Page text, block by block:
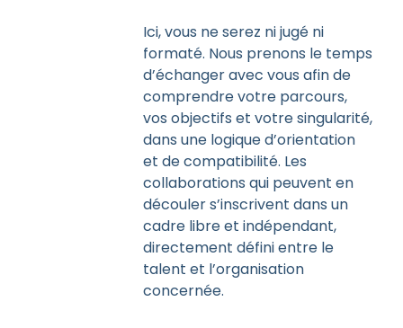
Ici, vous ne serez ni jugé ni
formaté. Nous prenons le temps
d’échanger avec vous afin de
comprendre votre parcours,
vos objectifs et votre singularité,
dans une logique d’orientation
et de compatibilité. Les
collaborations qui peuvent en
découler s’inscrivent dans un
cadre libre et indépendant,
directement défini entre le
talent et l’organisation
concernée.